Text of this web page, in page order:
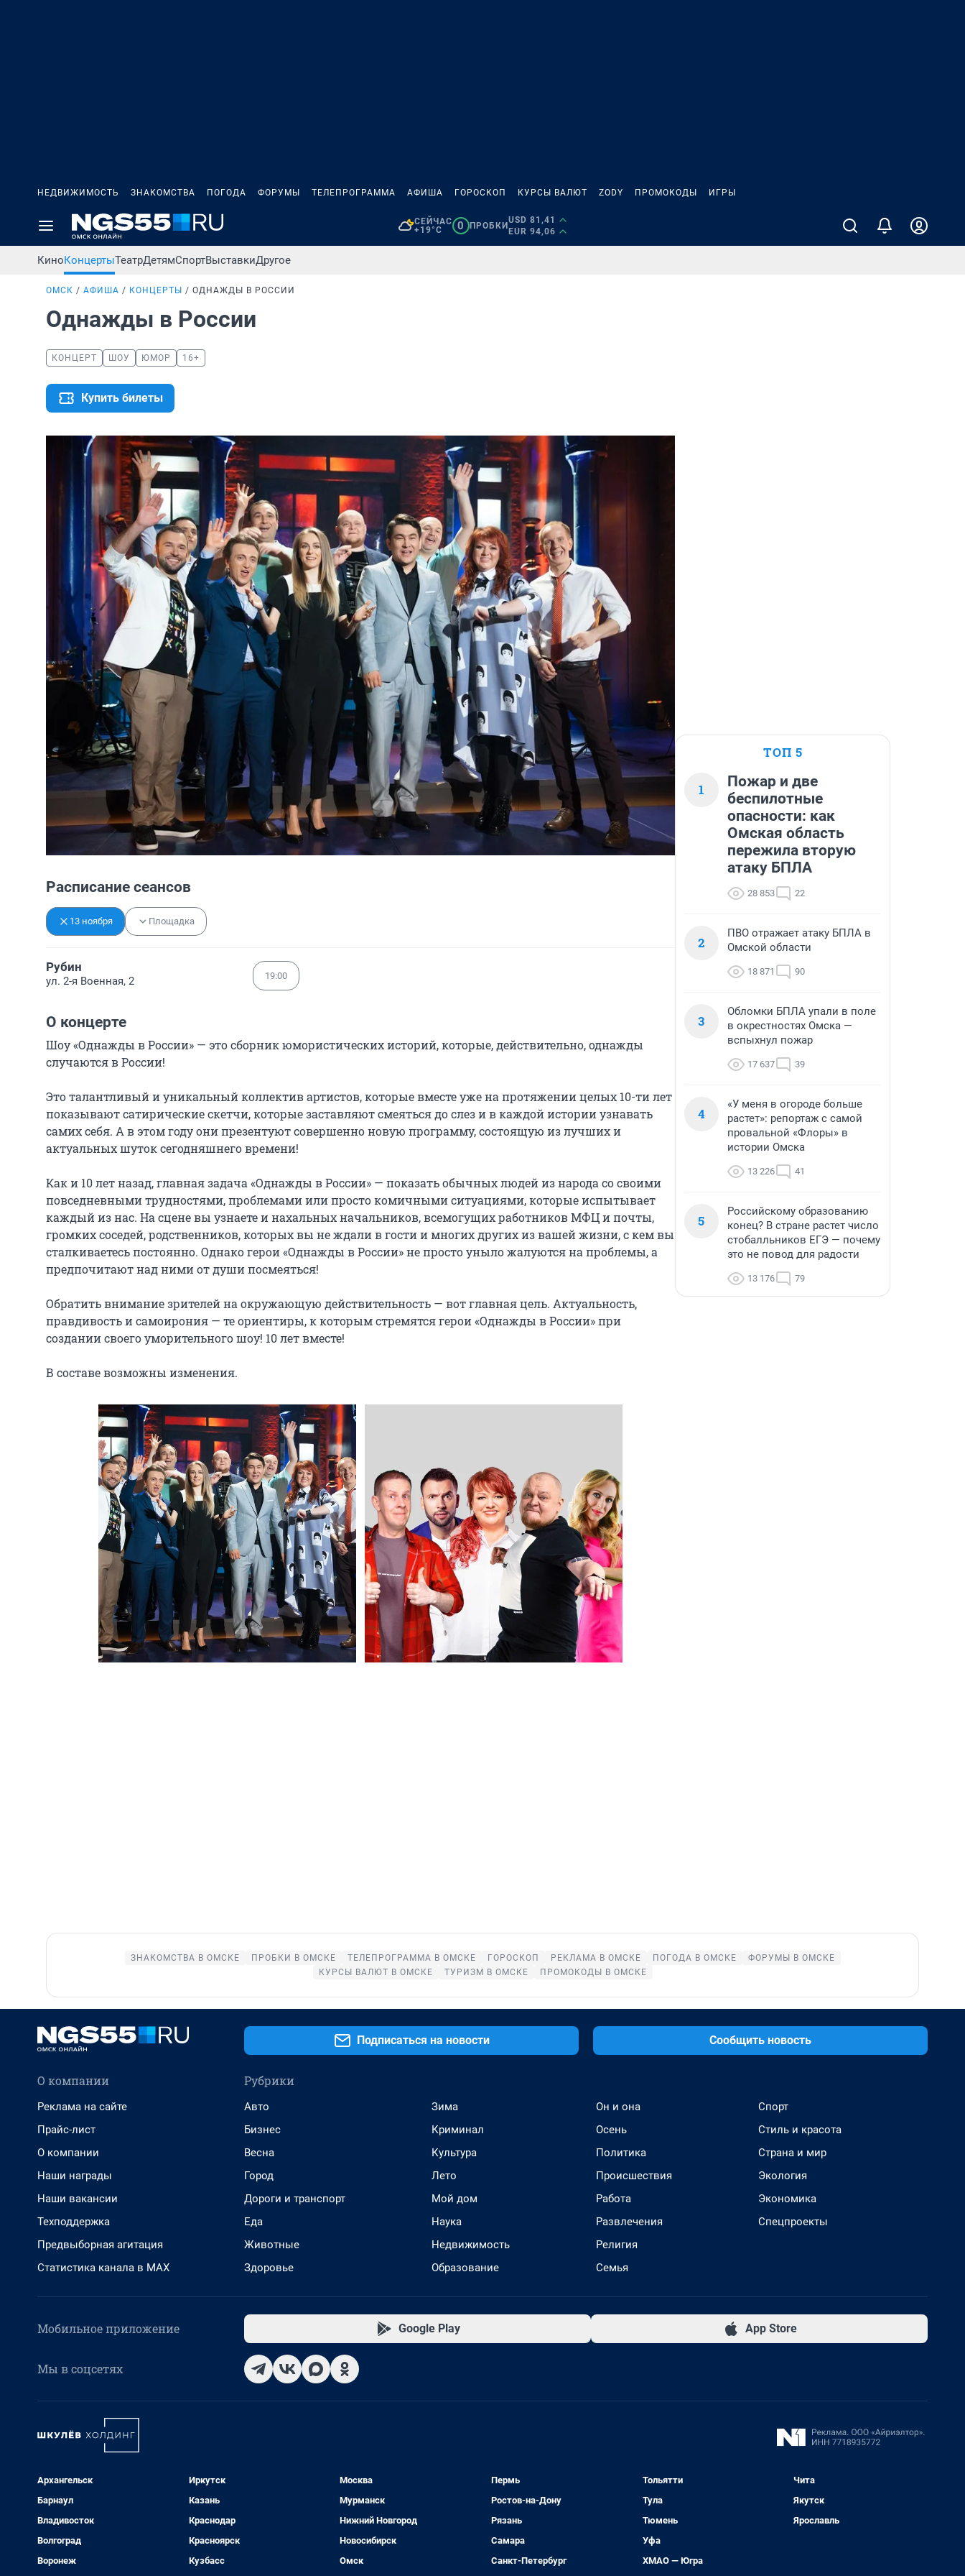
НЕДВИЖИМОСТЬ ЗНАКОМСТВА ПОГОДА ФОРУМЫ ТЕЛЕПРОГРАММА АФИША ГОРОСКОП КУРСЫ ВАЛЮТ ZODY ПРОМОКОДЫ ИГРЫ
СЕЙЧАС
+19°C
0 ПРОБКИ
USD 81,41
EUR 94,06
КиноКонцертыТеатрДетямСпортВыставкиДругое
ОМСК АФИША КОНЦЕРТЫ ОДНАЖДЫ В РОССИИ
Однажды в России
КОНЦЕРТ ШОУ ЮМОР 16+
Купить билеты
Расписание сеансов
13 ноября Площадка
Рубин
ул. 2-я Военная, 2 19:00
О концерте
Шоу «Однажды в России» — это сборник юмористических историй, которые, действительно, однажды
случаются в России!
Это талантливый и уникальный коллектив артистов, которые вместе уже на протяжении целых 10-ти лет
показывают сатирические скетчи, которые заставляют смеяться до слез и в каждой истории узнавать
самих себя. А в этом году они презентуют совершенно новую программу, состоящую из лучших и
актуальных шуток сегодняшнего времени!
Как и 10 лет назад, главная задача «Однажды в России» — показать обычных людей из народа со своими
повседневными трудностями, проблемами или просто комичными ситуациями, которые испытывает
каждый из нас. На сцене вы узнаете и нахальных начальников, всемогущих работников МФЦ и почты,
громких соседей, родственников, которых вы не ждали в гости и многих других из вашей жизни, с кем вы
сталкиваетесь постоянно. Однако герои «Однажды в России» не просто уныло жалуются на проблемы, а
предпочитают над ними от души посмеяться!
Обратить внимание зрителей на окружающую действительность — вот главная цель. Актуальность,
правдивость и самоирония — те ориентиры, к которым стремятся герои «Однажды в России» при
создании своего уморительного шоу! 10 лет вместе!
В составе возможны изменения.
ТОП 5
1
Пожар и две
беспилотные
опасности: как
Омская область
пережила вторую
атаку БПЛА
28 853 22
2
ПВО отражает атаку БПЛА в
Омской области
18 871 90
3
Обломки БПЛА упали в поле
в окрестностях Омска —
вспыхнул пожар
17 637 39
4
«У меня в огороде больше
растет»: репортаж с самой
провальной «Флоры» в
истории Омска
13 226 41
5
Российскому образованию
конец? В стране растет число
стобалльников ЕГЭ — почему
это не повод для радости
13 176 79
ЗНАКОМСТВА В ОМСКЕ ПРОБКИ В ОМСКЕ ТЕЛЕПРОГРАММА В ОМСКЕ ГОРОСКОП РЕКЛАМА В ОМСКЕ ПОГОДА В ОМСКЕ
ФОРУМЫ В ОМСКЕ
КУРСЫ ВАЛЮТ В ОМСКЕ
ТУРИЗМ В ОМСКЕ ПРОМОКОДЫ В ОМСКЕ
Подписаться на новости Сообщить новость
О компании
Реклама на сайте
Прайс-лист
О компании
Наши награды
Наши вакансии
Техподдержка
Предвыборная агитация
Статистика канала в MAX
Рубрики
Авто
Бизнес
Весна
Город
Дороги и транспорт
Еда
Животные
Здоровье
Зима
Криминал
Культура
Лето
Мой дом
Наука
Недвижимость
Образование
Он и она
Осень
Политика
Происшествия
Работа
Развлечения
Религия
Семья
Спорт
Стиль и красота
Страна и мир
Экология
Экономика
Спецпроекты
Мобильное приложение Google Play App Store
Мы в соцсетях
Архангельск
Барнаул
Владивосток
Волгоград
Воронеж
Иркутск
Казань
Краснодар
Красноярск
Кузбасс
Москва
Мурманск
Нижний Новгород
Новосибирск
Омск
Пермь
Ростов-на-Дону
Рязань
Самара
Санкт-Петербург
Тольятти
Тула
Тюмень
Уфа
ХМАО — Югра
Чита
Якутск
Ярославль